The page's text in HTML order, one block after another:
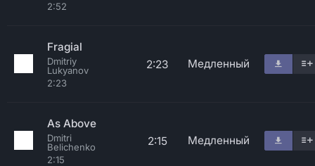
2:52
Fragial
Dmitriy
Lukyanov
2:23
2:23 Медленный
As Above
Dmitri
Belichenko
2:15
2:15 Медленный